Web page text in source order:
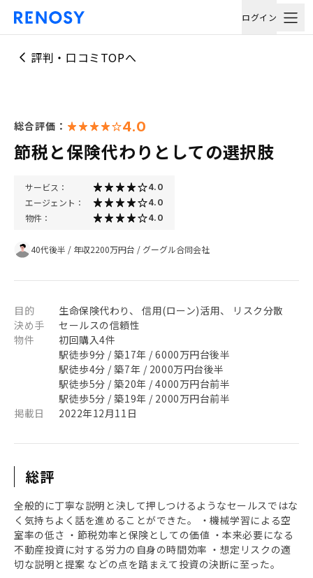
ログイン
評判・口コミTOPへ
総合評価： 4.0
節税と保険代わりとしての選択肢
サービス： 4.0
エージェント： 4.0
物件： 4.0
40代後半 / 年収2200万円台 / グーグル合同会社
目的
生命保険代わり、 信用(ローン)活用、 リスク分散
決め手
セールスの信頼性
物件
初回購入4件
駅徒歩9分 / 築17年 / 6000万円台後半
駅徒歩4分 / 築7年 / 2000万円台後半
駅徒歩5分 / 築20年 / 4000万円台前半
駅徒歩5分 / 築19年 / 2000万円台前半
掲載日
2022年12月11日
総評
全般的に丁寧な説明と決して押しつけるようなセールスではな
く気持ちよく話を進めることができた。 ・機械学習による空
室率の低さ ・節税効率と保険としての価値 ・本来必要になる
不動産投資に対する労力の自身の時間効率 ・想定リスクの適
切な説明と提案 などの点を踏まえて投資の決断に至った。